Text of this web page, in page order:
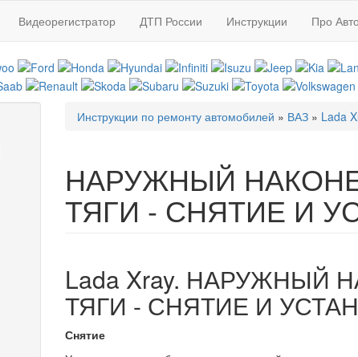
Видеорегистратор ДТП России Инструкции Про Авто
Вы здесь
Инструкции по ремонту автомобилей » ВАЗ » Lada
НАРУЖНЫЙ
ТЯГИ - СНЯТИЕ И
Lada Xray. НАРУЖНЫЙ
ТЯГИ - СНЯТИЕ И
Снятие